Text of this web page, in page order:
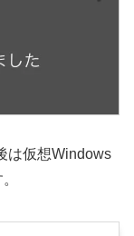
は仮想Windows